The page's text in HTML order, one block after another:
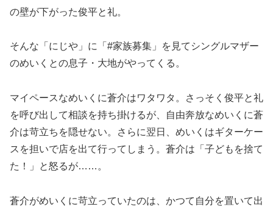
の壁が下がった俊平と礼。
そんな「にじや」に「#家族募集」を見てシングルマザー
のめいくとの息子・大地がやってくる。
マイペースなめいくに蒼介はワタワタ。さっそく俊平と礼
を呼び出して相談を持ち掛けるが、自由奔放なめいくに蒼
介は苛立ちを隠せない。さらに翌日、めいくはギターケー
スを担いで店を出て行ってしまう。蒼介は「子どもを捨て
た！」と怒るが……。
蒼介がめいくに苛立っていたのは、かつて自分を置いて出